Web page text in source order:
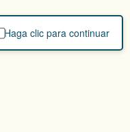
Haga clic para continuar